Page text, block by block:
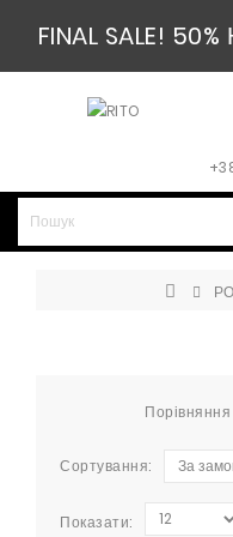
FINAL SALE!
Сортування:
Показати: